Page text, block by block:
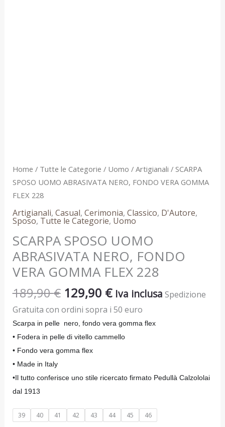
Home / Tutte le Categorie / Uomo / Artigianali / SCARPA
SPOSO UOMO ABRASIVATA NERO, FONDO VERA GOMMA
FLEX 228
Artigianali, Casual, Cerimonia, Classico, D'Autore,
Sposo, Tutte le Categorie, Uomo
SCARPA SPOSO UOMO
ABRASIVATA NERO, FONDO
VERA GOMMA FLEX 228
189,90€ 129,90 € Iva inclusa Spedizione
Gratuita con ordini sopra i 50 euro
Scarpa in pelle nero, fondo vera gomma flex
• Fodera in pelle di vitello cammello
• Fondovera gomma flex
• Made in Italy
•Il tutto conferisce uno stile ricercato firmato Pedullà Calzololai
dal 1913
39 40 41 42 43 44 45 46